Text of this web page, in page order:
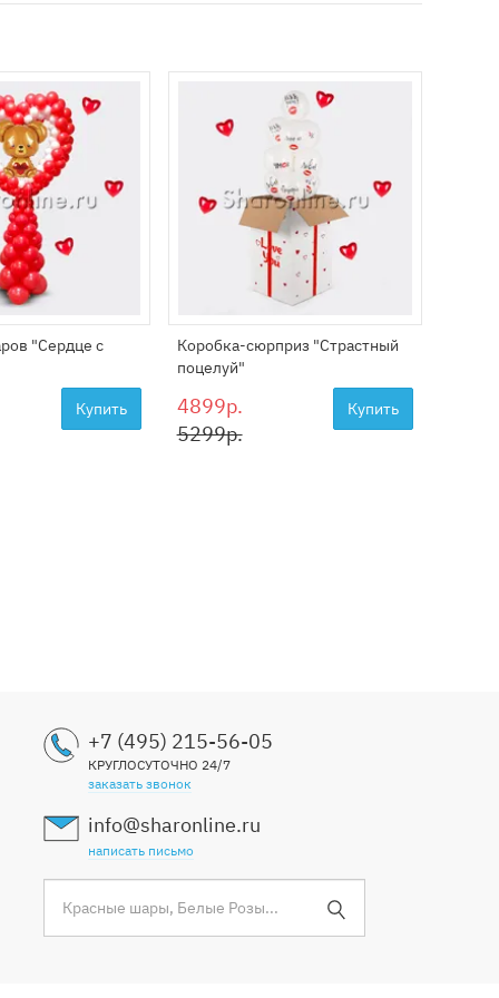
"Сердце с
Купить
Коробка-сюрприз "Страстный
поцелуй"
4899р.
5299р.
Купить
+7 (495) 215-56-05
КРУГЛОСУТОЧНО 24/7
заказать звонок
info@sharonline.ru
написать письмо